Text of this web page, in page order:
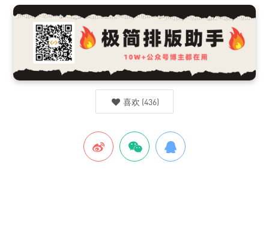
喜欢 (436)